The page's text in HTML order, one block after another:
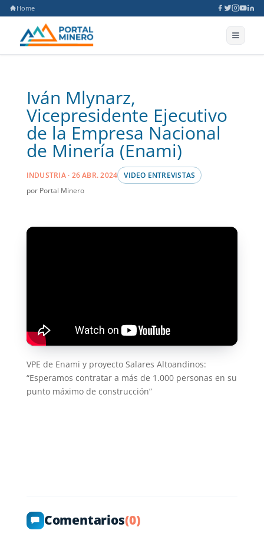
Home
Iván Mlynarz,
Vicepresidente Ejecutivo
de la Empresa Nacional
de Minería (Enami)
INDUSTRIA · 26 ABR. 2024 VIDEO ENTREVISTAS
por Portal Minero
VPE de Enami y proyecto Salares Altoandinos:
“Esperamos contratar a más de 1.000 personas en su
punto máximo de construcción”
Comentarios(0)